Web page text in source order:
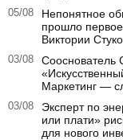
05/08
Непонятное
прошло первое
Виктории
03/08
Сооснователь
Маркетинг —
03/08
Эксперт по
или плати»
для нового